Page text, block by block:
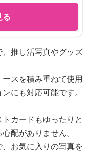
る
推し活写真やグッズ
スを積み重ねて使用
にも対応可能です。
カードもゆったりと
配がありません。
お気に入りの写真を